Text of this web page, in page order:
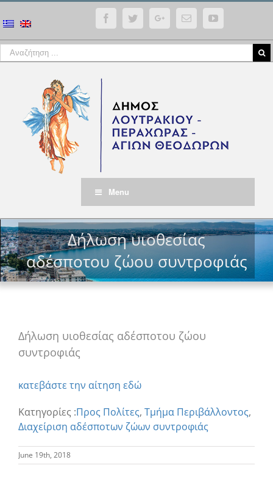
FacebookTwitterGoogle+Email YouTube
Menu
Δήλωση υιοθεσίας
αδέσποτου ζώου συντροφιάς
Δήλωση υιοθεσίας αδέσποτου ζώου
συντροφιάς
κατεβάστε την αίτηση εδώ
Κατηγορίες :Προς Πολίτες, Τμήμα Περιβάλλοντος,
Διαχείριση αδέσποτων ζώων συντροφιάς
June 19th, 2018